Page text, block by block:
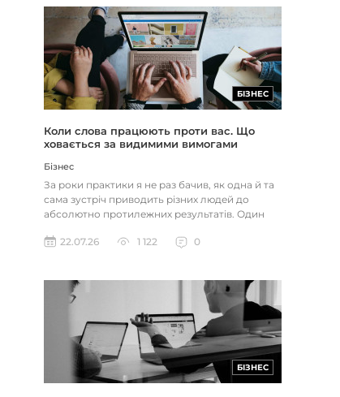
БІЗНЕС
Коли слова працюють проти вас. Що
ховається за видимими вимогами
Бізнес
За роки практики я не раз бачив, як одна й та
сама зустріч приводить різних людей до
абсолютно протилежних результатів. Один
22.07.26
1 122 0
БІЗНЕС